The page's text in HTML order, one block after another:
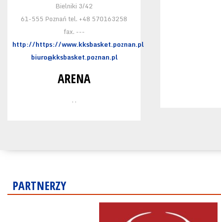
Bielniki 3/42
61-555 Poznań tel. +48 570163258
fax. ---
http://https://www.kksbasket.poznan.pl
biuro@kksbasket.poznan.pl
ARENA
, ,
PARTNERZY